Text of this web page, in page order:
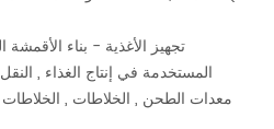
المستخدمة في إنتاج الغذاء ,
معدات الطحن , الخلاطات ,